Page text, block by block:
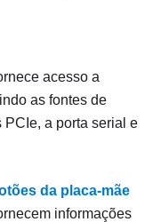
acesso a
as fontes de
a porta serial e
da placa-mãe
informações